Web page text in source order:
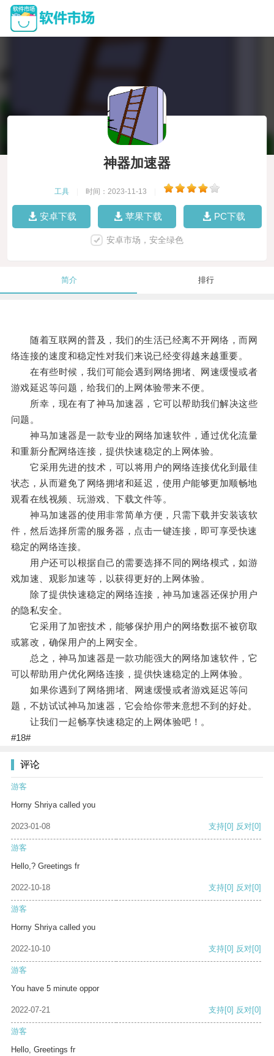
神器加速器
工具 时间：2023-11-13
安卓下载 苹果下载 PC下载
安卓市场，安全绿色
简介 排行
随着互联网的普及，我们的生活已经离不开网络，而网
络连接的速度和稳定性对我们来说已经变得越来越重要。
在有些时候，我们可能会遇到网络拥堵、网速缓慢或者
游戏延迟等问题，给我们的上网体验带来不便。
所幸，现在有了神马加速器，它可以帮助我们解决这些
问题。
神马加速器是一款专业的网络加速软件，通过优化流量
和重新分配网络连接，提供快速稳定的上网体验。
它采用先进的技术，可以将用户的网络连接优化到最佳
状态，从而避免了网络拥堵和延迟，使用户能够更加顺畅地
观看在线视频、玩游戏、下载文件等。
神马加速器的使用非常简单方便，只需下载并安装该软
件，然后选择所需的服务器，点击一键连接，即可享受快速
稳定的网络连接。
用户还可以根据自己的需要选择不同的网络模式，如游
戏加速、观影加速等，以获得更好的上网体验。
除了提供快速稳定的网络连接，神马加速器还保护用户
的隐私安全。
它采用了加密技术，能够保护用户的网络数据不被窃取
或篡改，确保用户的上网安全。
总之，神马加速器是一款功能强大的网络加速软件，它
可以帮助用户优化网络连接，提供快速稳定的上网体验。
如果你遇到了网络拥堵、网速缓慢或者游戏延迟等问
题，不妨试试神马加速器，它会给你带来意想不到的好处。
让我们一起畅享快速稳定的上网体验吧！。
#18#
评论
游客
Horny Shriya called you
2023-01-08 支持[0] 反对[0]
游客
Hello,? Greetings fr
2022-10-18 支持[0] 反对[0]
游客
Horny Shriya called you
2022-10-10 支持[0] 反对[0]
游客
You have 5 minute oppor
2022-07-21 支持[0] 反对[0]
游客
Hello, Greetings fr